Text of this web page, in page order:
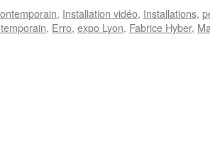
, Installation vidéo, Installations,
, Erro, expo Lyon, Fabrice Hyber,